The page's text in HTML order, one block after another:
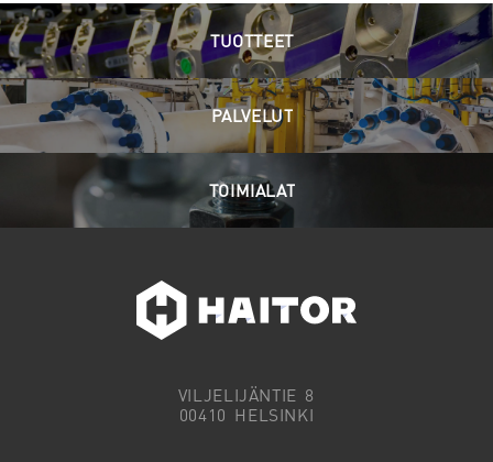
TUOTTEET
PALVELUT
TOIMIALAT
VILJELIJÄNTIE 8
00410 HELSINKI